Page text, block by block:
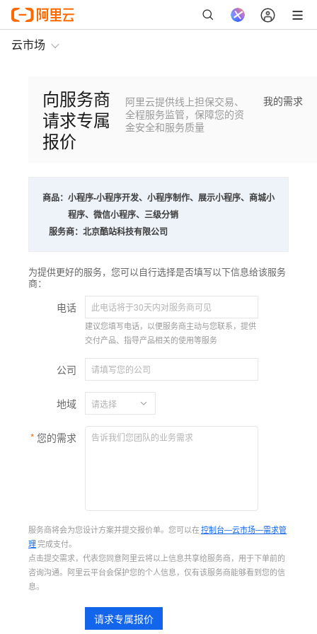
云市场
向服务商
请求专属
报价
阿里云提供线上担保交易、
全程服务监管，保障您的资
金安全和服务质量
我的需求
商品：小程序-小程序开发、小程序制作、展示小程序、商城小
程序、微信小程序、三级分销
服务商： 北京酷站科技有限公司
为提供更好的服务，您可以自行选择是否填写以下信息给该服务
商：
电话
建议您填写电话，以便服务商主动与您联系，提供
交付产品、指导产品相关的使用等服务
公司
地域
您的需求
服务商将会为您设计方案并提交报价单。您可以在控制台—云市场—需求管
理完成支付。
点击提交需求，代表您同意阿里云将以上信息共享给服务商，用于下单前的
咨询沟通。阿里云平台会保护您的个人信息，仅有该服务商能够看到您的信
息。
请求专属报价